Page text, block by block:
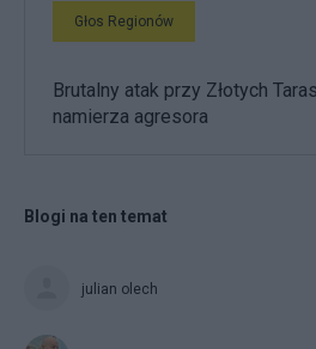
Głos Regionów
Brutalny atak przy Złotych
namierza agresora
Blogi na ten temat
julian olech